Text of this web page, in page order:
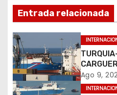
ó
n
d
e
Entrada relacionada
NEGRO-
Ago 9,